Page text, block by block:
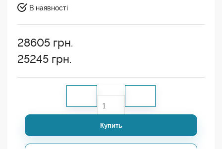
В наявності
28605 грн.
25245 грн.
Купить